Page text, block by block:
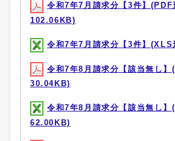
令和7年7月請求分【3件】(PDF
102.06KB)
令和7年7月請求分【3件】
令和7年8月請求分【該当無し】
30.04KB)
令和7年8月請求分【該当無し
62.00KB)